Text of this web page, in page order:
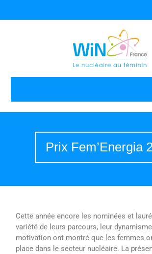
Prix Fem’Energia
Cette année encore les nominées et
variété de leurs parcours, leur
motivation ont montré que les femmes
place dans le secteur nucléaire. La